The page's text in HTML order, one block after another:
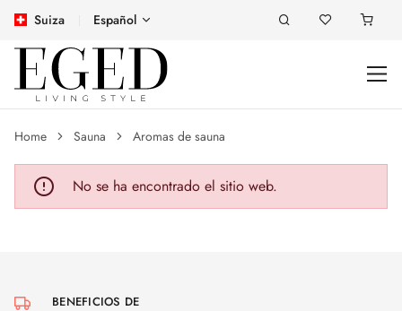
Suiza Español
Home Sauna Aromas de sauna
No se ha encontrado el sitio web.
BENEFICIOS DE